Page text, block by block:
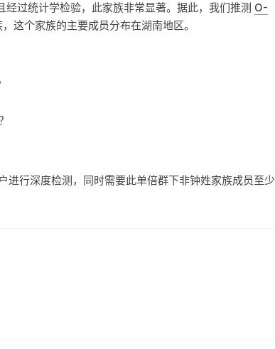
过统计学检验，此家族非常显著。据此，我们推测 O-
这个家族的主要成员分布在湖南地区。
进行深度检测，同时需要此单倍群下非钟姓家族成员至少